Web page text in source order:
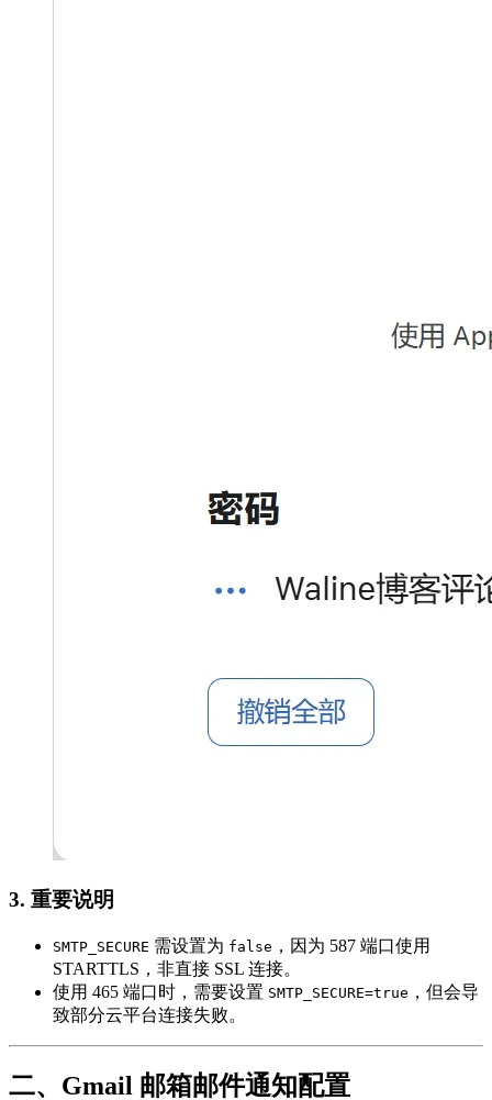
3. 重要说明
SMTP_SECURE 需设置为 false ，因为 587 端口使用
STARTTLS，非直接 SSL 连接。
使用 465 端口时，需要设置 SMTP_SECURE=true ，但会导
致部分云平台连接失败。
二、Gmail 邮箱邮件通知配置